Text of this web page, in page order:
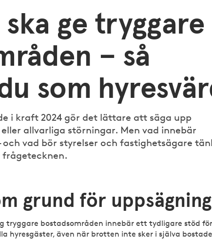
ska ge tryggare
– så
som
i kraft 2024 gör det lättare att säga upp
allvarliga störningar. Men vad innebär
vad bör styrelser och fastighetsägare
grund för uppsägning
tryggare bostadsområden innebär ett tydligare stöd
hyresgäster, även när brotten inte sker i själva